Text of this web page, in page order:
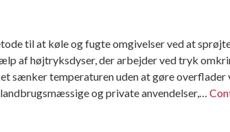
til at køle og fugte omgivelser ved at
af højtryksdyser, der arbejder ved tryk
sænker temperaturen uden at gøre overflader
og private anvendelser,…